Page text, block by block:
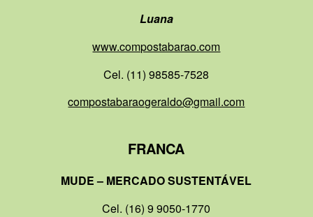
Luana
www.compostabarao.com
Cel. (11) 98585-7528
compostabaraogeraldo@gmail.com
FRANCA
MUDE – MERCADO SUSTENTÁVEL
Cel. (16) 9 9050-1770